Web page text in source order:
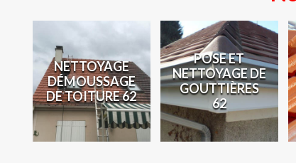
NETTOYAGE
DÉMOUSSAGE
DE TOITURE 62
POSE ET
NETTOYAGE DE
GOUTTIÈRES
62